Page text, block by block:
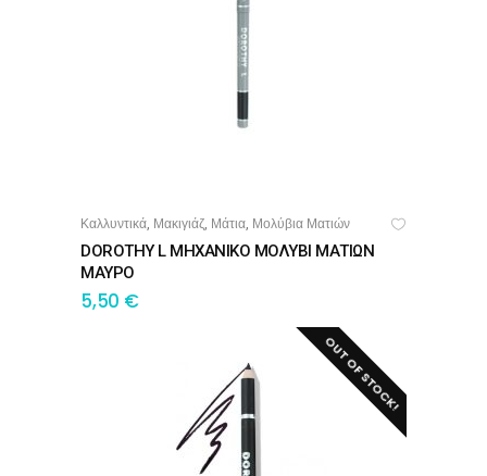
ΔΙΑΒΆΣΤΕ ΠΕΡΙΣΣΌΤΕΡΑ
Καλλυντικά, Μακιγιάζ, Μάτια, Μολύβια Ματιών
DOROTHY L ΜΗΧΑΝΙΚΟ ΜΟΛΥΒΙ ΜΑΤΙΩΝ
ΜΑΥΡΟ
5,50 €
OUT OF STOCK!